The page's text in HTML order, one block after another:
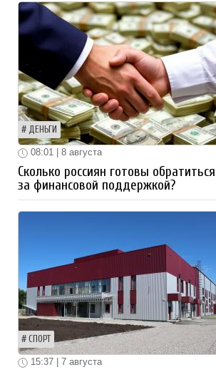
ДЕНЬГИ
08:01 | 8 августа
Сколько россиян готовы
за финансовой поддержкой?
СПОРТ
15:37 | 7 августа